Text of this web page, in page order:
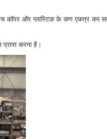
कॉपर और प्लास्टिक के कण एकत्र कर
करना है।